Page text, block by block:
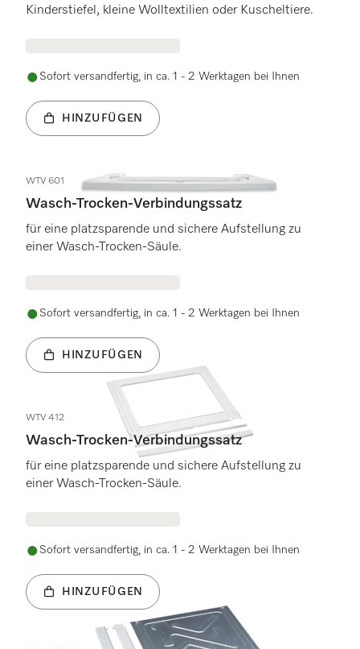
Kinderstiefel, kleine Wolltextilien oder Kuscheltiere.
Sofort versandfertig, in ca. 1 - 2 Werktagen bei Ihnen
HINZUFÜGEN
WTV 601
Wasch-Trocken-Verbindungssatz
für eine platzsparende und sichere Aufstellung zu
einer Wasch-Trocken-Säule.
Sofort versandfertig, in ca. 1 - 2 Werktagen bei Ihnen
HINZUFÜGEN
WTV 412
Wasch-Trocken-Verbindungssatz
für eine platzsparende und sichere Aufstellung zu
einer Wasch-Trocken-Säule.
Sofort versandfertig, in ca. 1 - 2 Werktagen bei Ihnen
HINZUFÜGEN